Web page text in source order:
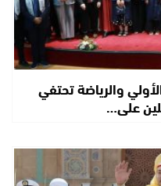
والرياضة تحتفي
على…